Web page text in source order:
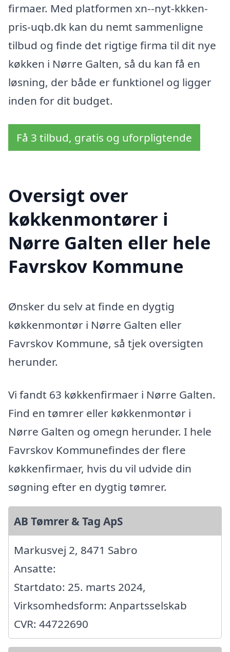
firmaer. Med platformen xn--nyt-kkken-
pris-uqb.dk kan du nemt sammenligne
tilbud og finde det rigtige firma til dit nye
køkken i Nørre Galten, så du kan få en
løsning, der både er funktionel og ligger
inden for dit budget.
Få 3 tilbud, gratis og uforpligtende
Oversigt over
køkkenmontører i
Nørre Galten eller hele
Favrskov Kommune
Ønsker du selv at finde en dygtig
køkkenmontør i Nørre Galten eller
Favrskov Kommune, så tjek oversigten
herunder.
Vi fandt 63 køkkenfirmaer i Nørre Galten.
Find en tømrer eller køkkenmontør i
Nørre Galten og omegn herunder. I hele
Favrskov Kommunefindes der flere
køkkenfirmaer, hvis du vil udvide din
søgning efter en dygtig tømrer.
AB Tømrer & Tag ApS
Markusvej 2, 8471 Sabro
Ansatte:
Startdato: 25. marts 2024,
Virksomhedsform: Anpartsselskab
CVR: 44722690